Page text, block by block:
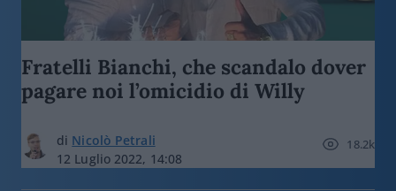
Fratelli Bianchi, che scandalo dover
pagare noi l’omicidio di Willy
di Nicolò Petrali
12 Luglio 2022, 14:08
18.2k